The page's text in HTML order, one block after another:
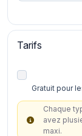
Tarifs
Gratuit pour
Chaque
avez
maxi.